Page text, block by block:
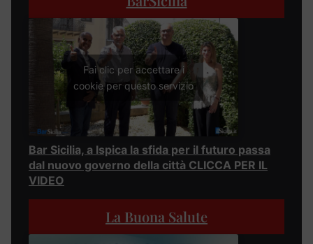
Fai clic per accettare i
cookie per questo servizio
Bar Sicilia, a Ispica la sfida per il futuro passa
dal nuovo governo della città CLICCA PER IL
VIDEO
La Buona Salute